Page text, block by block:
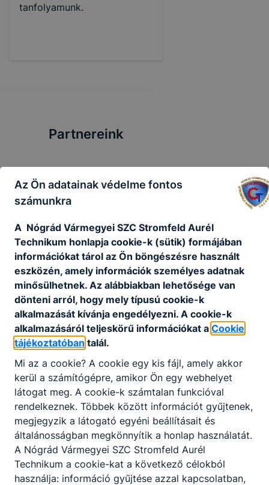
tanfolyamunk.
Partnereink
Az Ön adatainak védelme fontos
számunkra
A Nógrád Vármegyei SZC Stromfeld Aurél
Technikum honlapja cookie-k (sütik) formájában
információkat tárol az Ön böngészésre használt
eszközén, amely információk személyes adatnak
minősülhetnek. Az alábbiakban lehetősége van
dönteni arról, hogy mely típusú cookie-k
alkalmazását kívánja engedélyezni. A cookie-k
alkalmazásáról teljeskörű információkat a Cookie
tájékoztatóban talál.
Mi az a cookie? A cookie egy kis fájl, amely akkor
kerül a számítógépre, amikor Ön egy webhelyet
látogat meg. A cookie-k számtalan funkcióval
rendelkeznek. Többek között információt gyűjtenek,
megjegyzik a látogató egyéni beállításait és
általánosságban megkönnyítik a honlap használatát.
A Nógrád Vármegyei SZC Stromfeld Aurél
Technikum a cookie-kat a következő célokból
használja: információ gyűjtése azzal kapcsolatban,